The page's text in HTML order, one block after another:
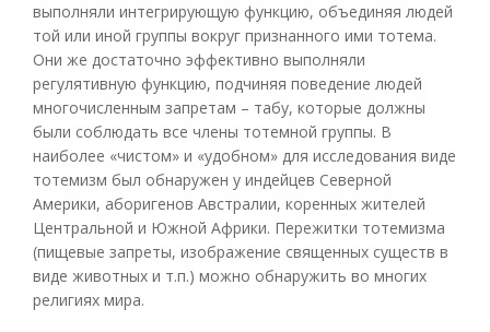
выполняли интегрирующую функцию, объединяя людей
той или иной группы вокруг признанного ими тотема.
Они же достаточно эффективно выполняли
регулятивную функцию, подчиняя поведение людей
многочисленным запретам – табу, которые должны
были соблюдать все члены тотемной группы. В
наиболее «чистом» и «удобном» для исследования виде
тотемизм был обнаружен у индейцев Северной
Америки, аборигенов Австралии, коренных жителей
Центральной и Южной Африки. Пережитки тотемизма
(пищевые запреты, изображение священных существ в
виде животных и т.п.) можно обнаружить во многих
религиях мира.